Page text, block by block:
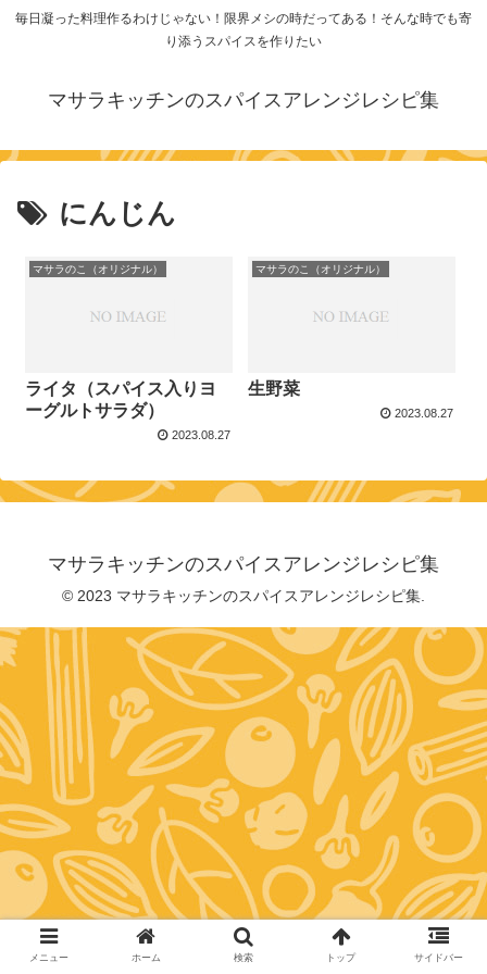
毎日凝った料理作るわけじゃない！限界メシの時だってある！そんな時でも寄
り添うスパイスを作りたい
マサラキッチンのスパイスアレンジレシピ集
にんじん
マサラのこ（オリジナル）
ライタ（スパイス入りヨ
ーグルトサラダ）
2023.08.27
マサラのこ（オリジナル）
生野菜
2023.08.27
マサラキッチンのスパイスアレンジレシピ集
© 2023 マサラキッチンのスパイスアレンジレシピ集.
メニュー ホーム 検索 トップ サイドバー